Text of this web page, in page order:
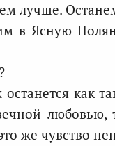
лучше.
в Ясную
как
любовью,
же чувство